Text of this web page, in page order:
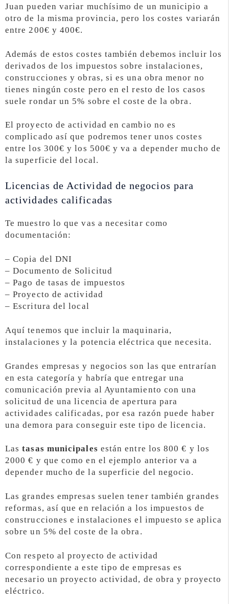
Juan pueden variar muchísimo de un municipio a
otro de la misma provincia, pero los costes variarán
entre 200€ y 400€.
Además de estos costes también debemos incluir los
derivados de los impuestos sobre instalaciones,
construcciones y obras, si es una obra menor no
tienes ningún coste pero en el resto de los casos
suele rondar un 5% sobre el coste de la obra.
El proyecto de actividad en cambio no es
complicado así que podremos tener unos costes
entre los 300€ y los 500€ y va a depender mucho de
la superficie del local.
Licencias de Actividad de negocios para
actividades calificadas
Te muestro lo que vas a necesitar como
documentación:
– Copia del DNI
– Documento de Solicitud
– Pago de tasas de impuestos
– Proyecto de actividad
– Escritura del local
Aquí tenemos que incluir la maquinaria,
instalaciones y la potencia eléctrica que necesita.
Grandes empresas y negocios son las que entrarían
en esta categoría y habría que entregar una
comunicación previa al Ayuntamiento con una
solicitud de una licencia de apertura para
actividades calificadas, por esa razón puede haber
una demora para conseguir este tipo de licencia.
Lastasas municipales están entre los 800 € y los
2000 € y que como en el ejemplo anterior va a
depender mucho de la superficie del negocio.
Las grandes empresas suelen tener también grandes
reformas, así que en relación a los impuestos de
construcciones e instalaciones el impuesto se aplica
sobre un 5% del coste de la obra.
Con respeto al proyecto de actividad
correspondiente a este tipo de empresas es
necesario un proyecto actividad, de obra y proyecto
eléctrico.